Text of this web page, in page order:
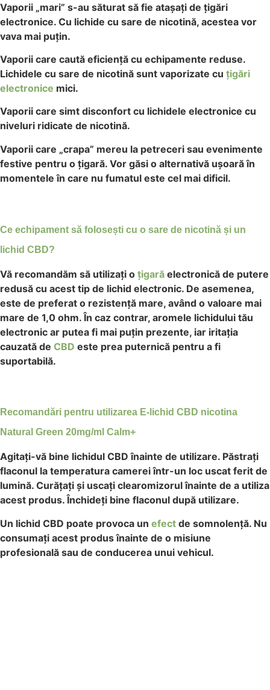
Vaporii „mari” s-au săturat să fie atașați de țigări
electronice. Cu lichide cu sare de nicotină, acestea vor
vava mai puțin.
Vaporii care caută eficiență cu echipamente reduse.
Lichidele cu sare de nicotină sunt vaporizate cu țigări
electronice mici.
Vaporii care simt disconfort cu lichidele electronice cu
niveluri ridicate de nicotină.
Vaporii care „crapa” mereu la petreceri sau evenimente
festive pentru o țigară. Vor găsi o alternativă ușoară în
momentele în care nu fumatul este cel mai dificil.
Ce echipament să folosești cu o sare de nicotină și un
lichid CBD?
Vă recomandăm să utilizați o țigară electronică de putere
redusă cu acest tip de lichid electronic. De asemenea,
este de preferat o rezistență mare, având o valoare mai
mare de 1,0 ohm. În caz contrar, aromele lichidului tău
electronic ar putea fi mai puțin prezente, iar iritația
cauzată de CBD este prea puternică pentru a fi
suportabilă.
Recomandări pentru utilizarea E-lichid CBD nicotina
Natural Green 20mg/ml Calm+
Agitați-vă bine lichidul CBD înainte de utilizare. Păstrați
flaconul la temperatura camerei într-un loc uscat ferit de
lumină. Curățați și uscați clearomizorul înainte de a utiliza
acest produs. Închideți bine flaconul după utilizare.
Un lichid CBD poate provoca un efect de somnolență. Nu
consumați acest produs înainte de o misiune
profesională sau de conducerea unui vehicul.